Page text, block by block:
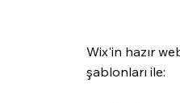
Wix'in hazır
şablonları ile: